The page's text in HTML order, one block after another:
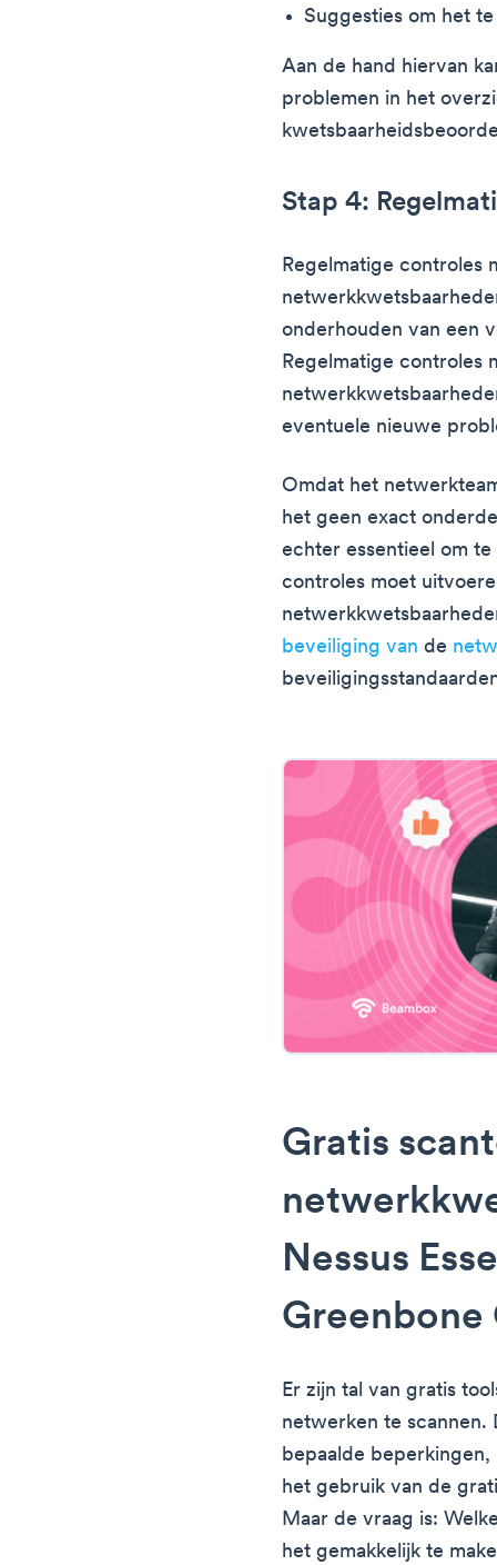
Suggesties om het
Aan de hand hiervan
problemen in het
Stap 4:
Regelmatige controles
onderhouden van een
Regelmatige controles
eventuele nieuwe
Omdat het
het geen exact
echter essentieel om
controles moet
beveiliging van de
Gratis
Nessus
Greenbone
Er zijn tal van gratis
netwerken te scannen.
bepaalde
het gebruik van de
Maar de vraag is:
het gemakkelijk te